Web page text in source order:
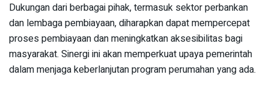
Dukungan dari berbagai pihak, termasuk sektor perbankan
dan lembaga pembiayaan, diharapkan dapat mempercepat
proses pembiayaan dan meningkatkan aksesibilitas bagi
masyarakat. Sinergi ini akan memperkuat upaya pemerintah
dalam menjaga keberlanjutan program perumahan yang ada.